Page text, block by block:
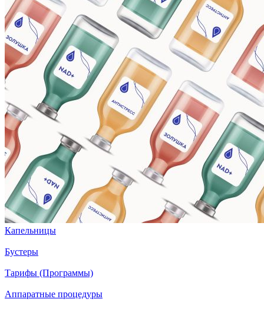
Капельницы
Бустеры
Тарифы (Программы)
Аппаратные процедуры